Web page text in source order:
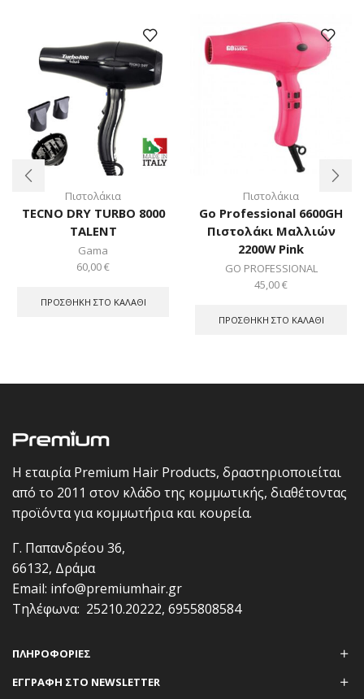
Πιστολάκια
TECNO DRY TURBO 8000
TALENT
Gama
60,00€
ΠΡΟΣΘΉΚΗ ΣΤΟ ΚΑΛΆΘΙ
Πιστολάκια
Go Professional 6600GH
Πιστολάκι Μαλλιών
2200W Pink
GO PROFESSIONAL
45,00€
ΠΡΟΣΘΉΚΗ ΣΤΟ ΚΑΛΆΘΙ
Η εταιρία Premium Hair Products, δραστηριοποιείται
από το 2011 στον κλάδο της κομμωτικής, διαθέτοντας
προϊόντα για κομμωτήρια και κουρεία.
Γ. Παπανδρέου 36,
66132, Δράμα
Email: info@premiumhair.gr
Τηλέφωνα: 25210.20222, 6955808584
ΠΛΗΡΟΦΟΡΊΕΣ
ΕΓΓΡΑΦΗ ΣΤΟ NEWSLETTER